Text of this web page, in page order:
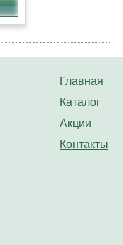
Главная
Каталог
Акции
Контакты